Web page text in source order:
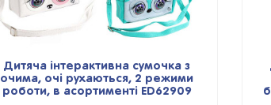
Дитяча інтерактивна сумочка з
очима, очі рухаються, 2 режими
роботи, в асортименті ED62909